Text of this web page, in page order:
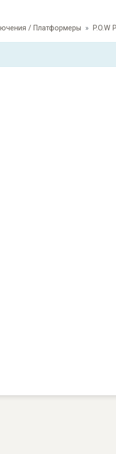
/ Платформеры P.O.W